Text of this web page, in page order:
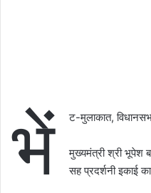
भें ट-मुलाकात,
मुख्यमंत्री श्री भूपेश
सह प्रदर्शनी इकाई